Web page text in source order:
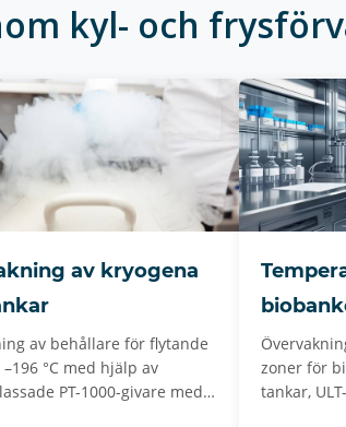
kyl- och
av kryogena
av behållare för flytande
°C med hjälp av
PT-1000-givare med…
zoner för
tankar,